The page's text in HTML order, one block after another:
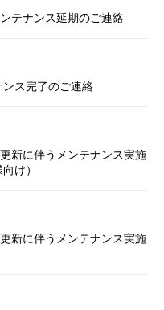
テナンス延期のご連絡
ンス完了のご連絡
新に伴うメンテナンス実施
け）
新に伴うメンテナンス実施